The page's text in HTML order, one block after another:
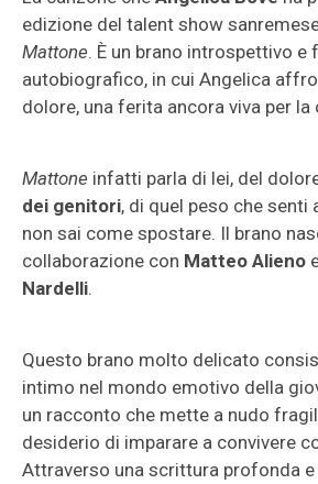
edizione del talent show
Mattone. È un brano introspettivo e
autobiografico, in cui Angelica
dolore, una ferita ancora viva per la
Mattone infatti parla di lei, del
dei genitori, di quel peso che senti
non sai come spostare. Il brano
collaborazione con Matteo Alieno
Nardelli.
Questo brano molto delicato
intimo nel mondo emotivo della
un racconto che mette a nudo
desiderio di imparare a convivere
Attraverso una scrittura profonda